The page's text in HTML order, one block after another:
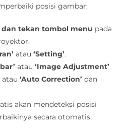
posisi gambar:
tekan tombol menu pada
atau‘Setting’.
atau‘Image Adjustment’.
atau‘Auto Correction’ dan
akan mendeteksi posisi
secara otomatis.